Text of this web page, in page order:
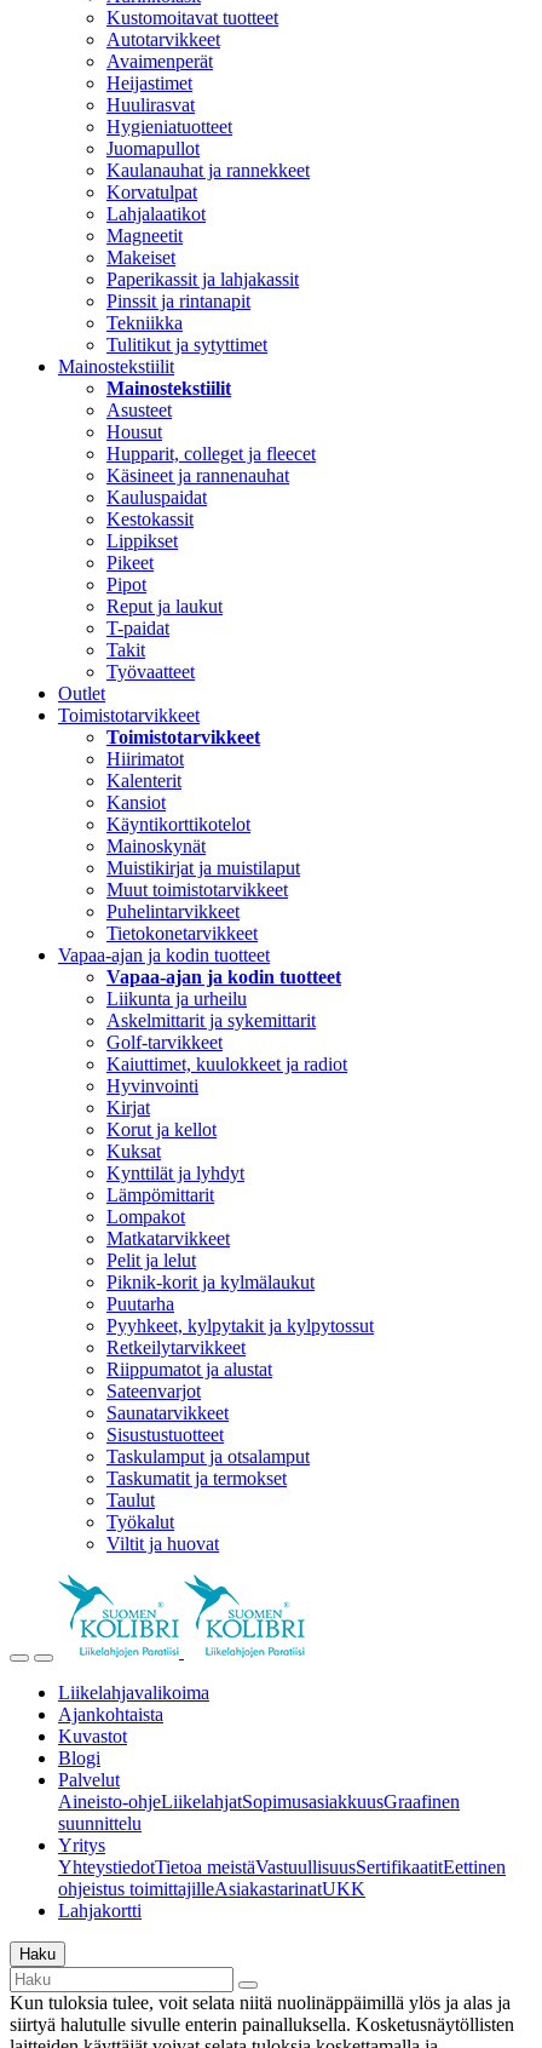
Kustomoitavat tuotteet
Autotarvikkeet
Avaimenperät
Heijastimet
Huulirasvat
Hygieniatuotteet
Juomapullot
Kaulanauhat ja rannekkeet
Korvatulpat
Lahjalaatikot
Magneetit
Makeiset
Paperikassit ja lahjakassit
Pinssit ja rintanapit
Tekniikka
Tulitikut ja sytyttimet
Mainostekstiilit
Mainostekstiilit
Asusteet
Housut
Hupparit, colleget ja fleecet
Käsineet ja rannenauhat
Kauluspaidat
Kestokassit
Lippikset
Pikeet
Pipot
Reput ja laukut
T-paidat
Takit
Työvaatteet
Outlet
Toimistotarvikkeet
Toimistotarvikkeet
Hiirimatot
Kalenterit
Kansiot
Käyntikorttikotelot
Mainoskynät
Muistikirjat ja muistilaput
Muut toimistotarvikkeet
Puhelintarvikkeet
Tietokonetarvikkeet
Vapaa-ajan ja kodin tuotteet
Vapaa-ajan ja kodin tuotteet
Liikunta ja urheilu
Askelmittarit ja sykemittarit
Golf-tarvikkeet
Kaiuttimet, kuulokkeet ja radiot
Hyvinvointi
Kirjat
Korut ja kellot
Kuksat
Kynttilät ja lyhdyt
Lämpömittarit
Lompakot
Matkatarvikkeet
Pelit ja lelut
Piknik-korit ja kylmälaukut
Puutarha
Pyyhkeet, kylpytakit ja kylpytossut
Retkeilytarvikkeet
Riippumatot ja alustat
Sateenvarjot
Saunatarvikkeet
Sisustustuotteet
Taskulamput ja otsalamput
Taskumatit ja termokset
Taulut
Työkalut
Viltit ja huovat
Liikelahjavalikoima
Ajankohtaista
Kuvastot
Blogi
Palvelut
Aineisto-ohjeLiikelahjatSopimusasiakkuusGraafinen
suunnittelu
Yritys
YhteystiedotTietoa meistäVastuullisuusSertifikaatitEettinen
ohjeistus toimittajilleAsiakastarinatUKK
Lahjakortti
Haku
Kun tuloksia tulee, voit selata niitä nuolinäppäimillä ylös ja alas ja
siirtyä halutulle sivulle enterin painalluksella. Kosketusnäytöllisten